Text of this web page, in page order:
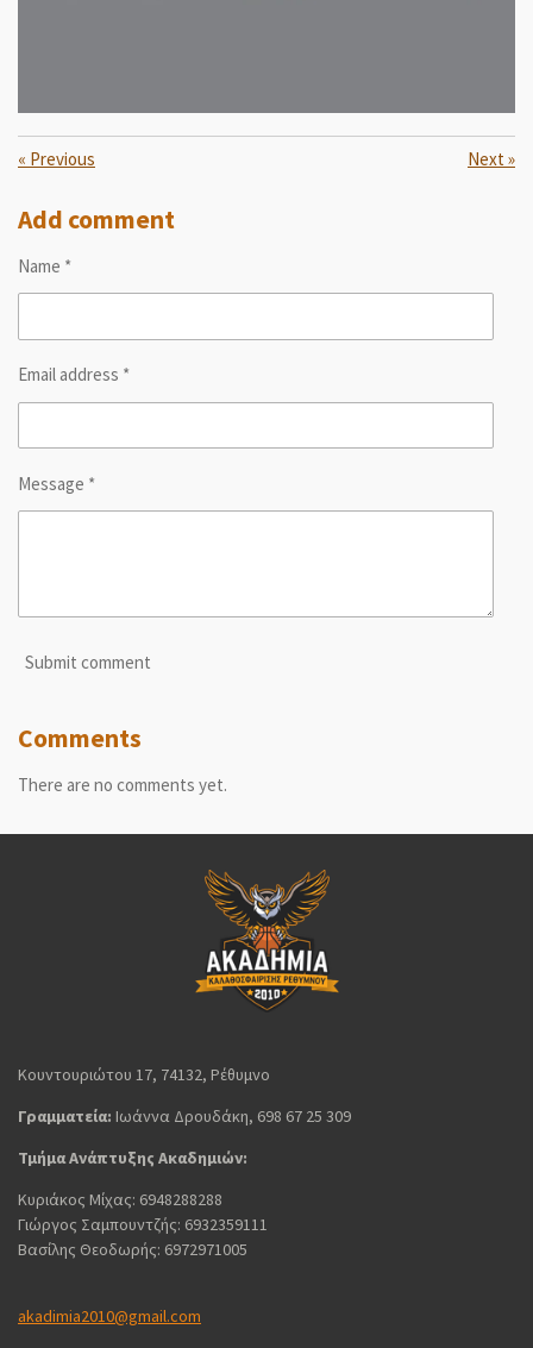
« Previous Next »
Add comment
Name *
Email address *
Message *
Submit comment
Comments
There are no comments yet.
Κουντουριώτου 17, 74132, Ρέθυμνο
Γραμματεία: Ιωάννα Δρουδάκη, 698 67 25 309
Τμήμα Ανάπτυξης Ακαδημιών:
Κυριάκος Μίχας: 6948288288
Γιώργος Σαμπουντζής: 6932359111
Βασίλης Θεοδωρής: 6972971005
akadimia2010@gmail.com